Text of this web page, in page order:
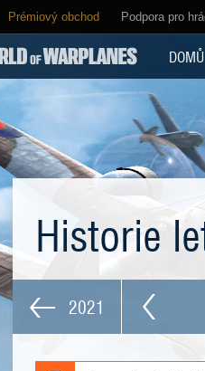
Prémiový obchod Podpora pro
DOMŮ
Historie
2021